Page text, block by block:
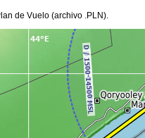
de Vuelo (archivo .PLN).